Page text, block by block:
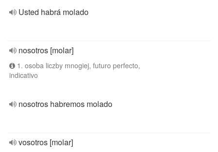
Usted habrá molado
nosotros [molar]
1. osoba liczby mnogiej, futuro perfecto,
indicativo
nosotros habremos molado
vosotros [molar]